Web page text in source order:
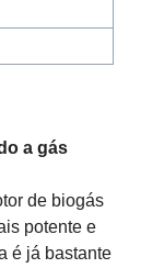
a gás
de biogás
potente e
é já bastante